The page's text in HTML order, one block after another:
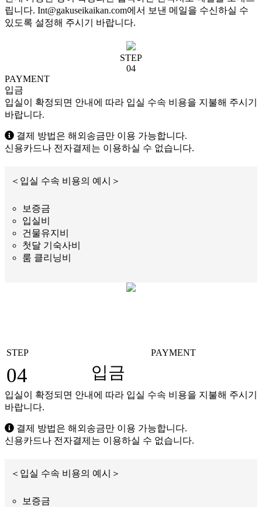
립니다. Int@gakuseikaikan.com에서 보낸 메일을 수신하실 수
있도록 설정해 주시기 바랍니다.
STEP
04
PAYMENT
입금
입실이 확정되면 안내에 따라 입실 수속 비용을 지불해 주시기
바랍니다.
결제 방법은 해외송금만 이용 가능합니다.
신용카드나 전자결제는 이용하실 수 없습니다.
＜입실 수속 비용의 예시＞
보증금
입실비
건물유지비
첫달 기숙사비
룸 클리닝비
STEP
04
PAYMENT
입금
입실이 확정되면 안내에 따라 입실 수속 비용을 지불해 주시기
바랍니다.
결제 방법은 해외송금만 이용 가능합니다.
신용카드나 전자결제는 이용하실 수 없습니다.
＜입실 수속 비용의 예시＞
보증금